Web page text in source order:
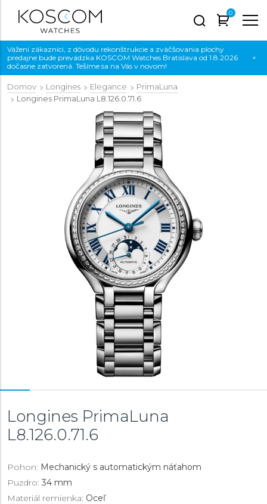
0
Vážení zákazníci, z dôvodu rekonštrukcie a zväčšovania plochy
predajne bude prevádzka KOSCOM Watches Bratislava od 1.8.2026
dočasne zatvorená. Tešíme sa na Vás v novom!
×
Domov Longines Elegance
PrimaLuna
Longines PrimaLuna L8.126.0.71.6
Longines PrimaLuna
L8.126.0.71.6
Pohon: Mechanický s automatickým náťahom
Puzdro: 34 mm
Materiál remienka: Oceľ